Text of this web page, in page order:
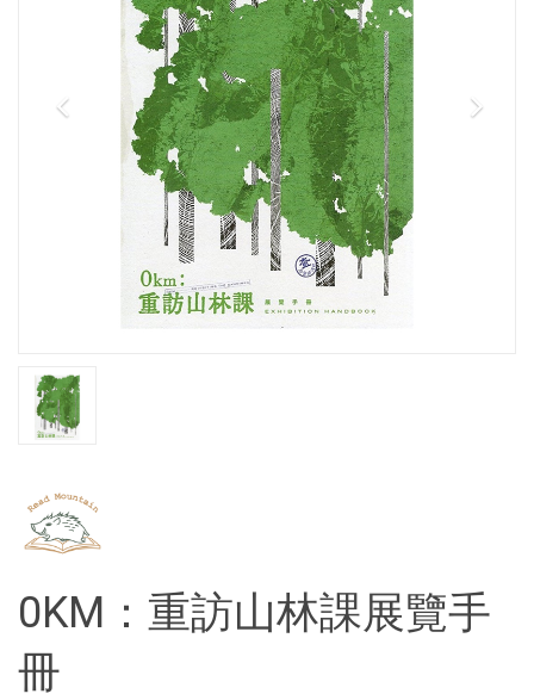
0KM：重訪山林課展覽手
冊